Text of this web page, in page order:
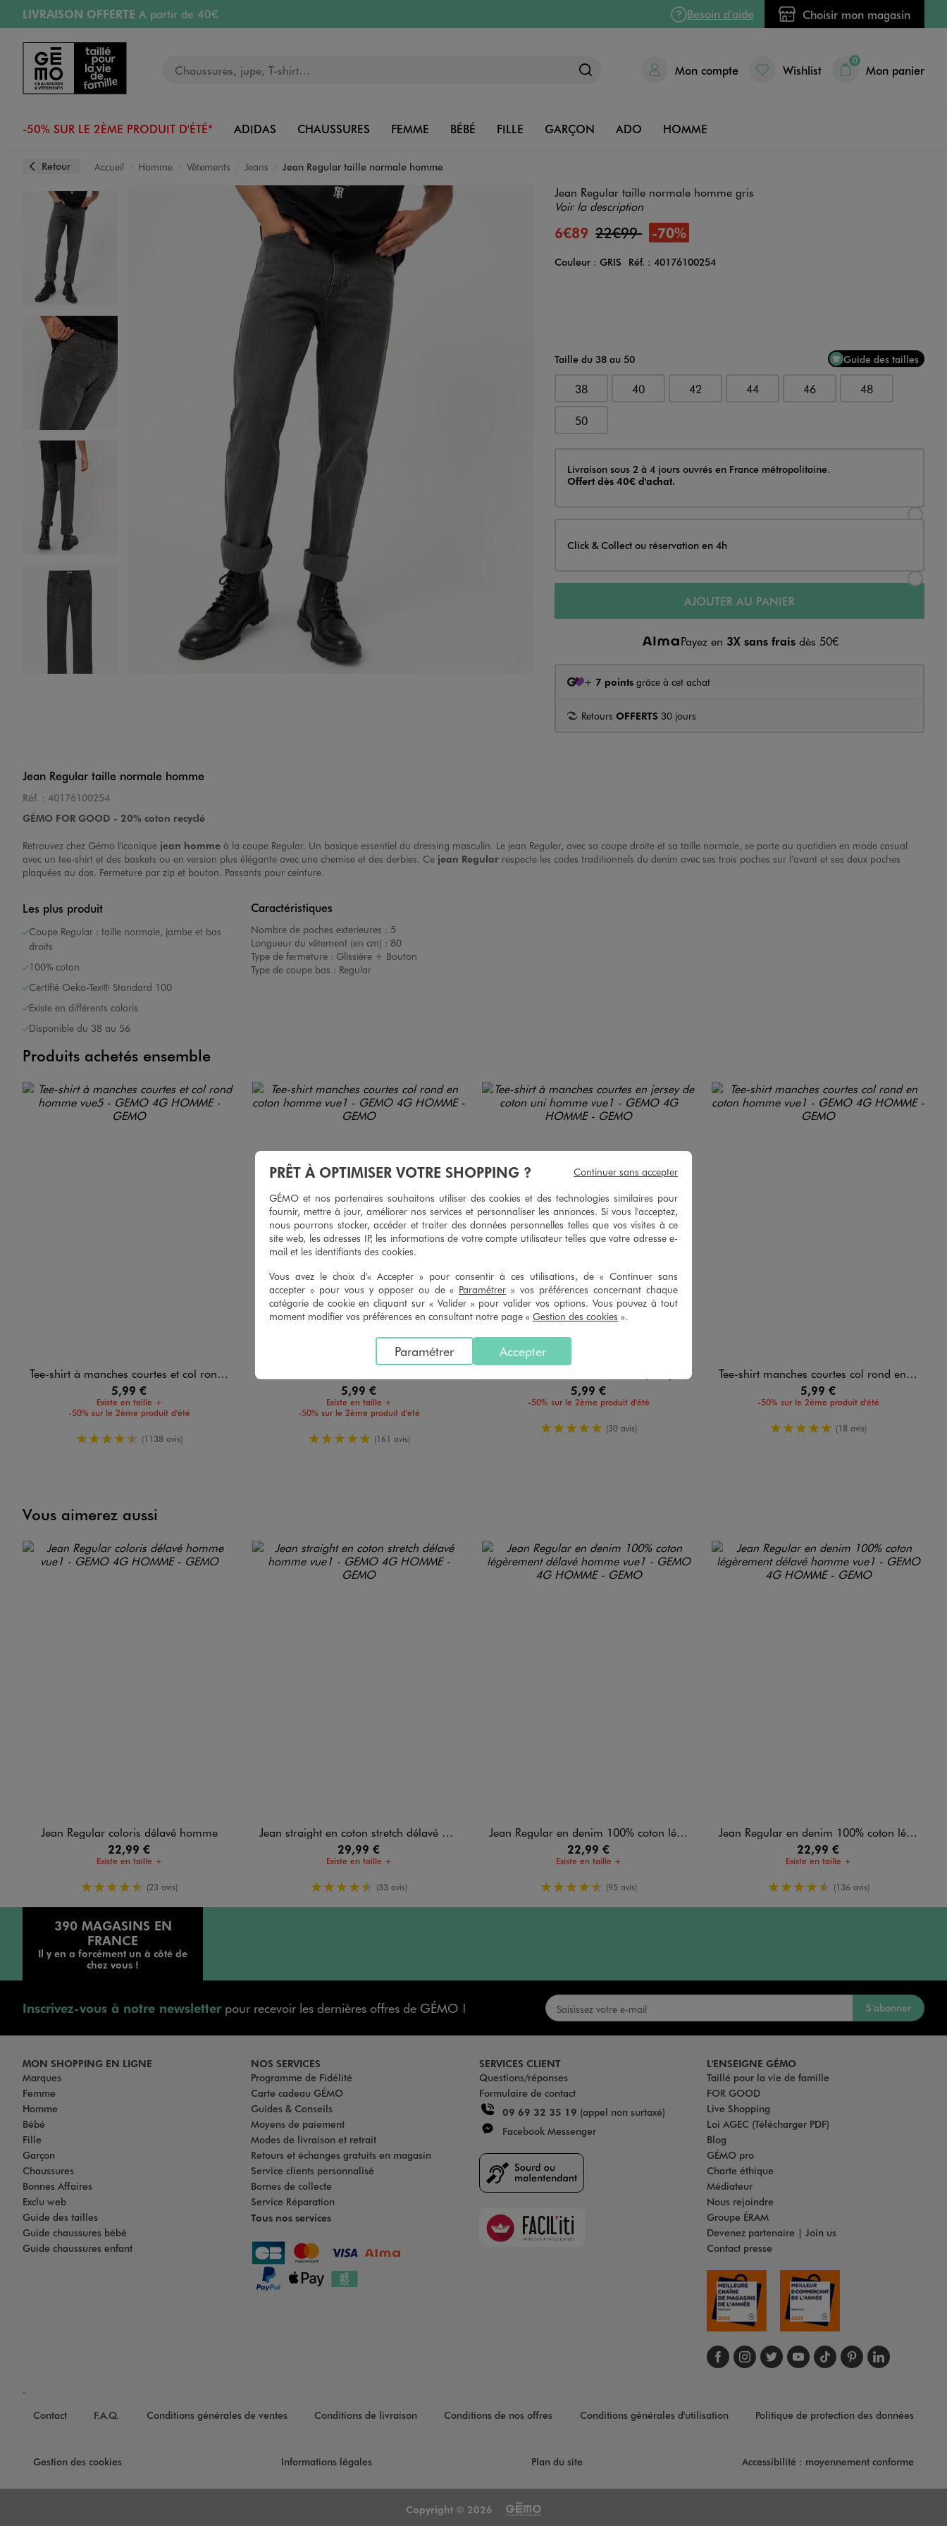
Aller au contenu principal
Aller à la navigation
LIVRAISON OFFERTE A partir de 40€
RETRAIT ET LIVRAISON OFFERTE
RÉSERVATION GRATUITE
4h en magasin
Retours OFFERTSpendant 30 jours
Besoin d'aide Choisir mon magasin
Mon compte Wishlist
0
Mon panier
-50% SUR LE 2ÈME PRODUIT D'ÉTÉ* ADIDAS CHAUSSURES FEMME BÉBÉ FILLE GARÇON ADO HOMME
Retour Accueil Homme Vêtements Jeans Jean Regular taille normale homme
Image 2 sur 5
Jean Regular taille normale homme gris
Voir la description
6€89 22€99 -70%
Couleur
Couleur : GRIS Réf. : 40176100254
Taille du 38 au 50 Guide des tailles
38 40 42 44 46 48
50
Livraison
Livraison sous 2 à 4 jours ouvrés en France métropolitaine.
Offert dès 40€ d'achat.
Click & Collect ou réservation en 4h
AJOUTER AU PANIER
Payez en 3X sans fraisdès 50€
+ 7 pointsgrâce à cet achat
Retours OFFERTS 30 jours
Jean Regular taille normale homme
Réf. : 40176100254
GÉMO FOR GOOD - 20% coton recyclé
Retrouvez chez Gémo l'iconique jean homme à la coupe Regular. Un basique essentiel du dressing masculin. Le jean Regular, avec sa coupe droite et sa taille normale, se porte au quotidien en mode casual
avec un tee-shirt et des baskets ou en version plus élégante avec une chemise et des derbies. Ce jean Regular respecte les codes traditionnels du denim avec ses trois poches sur l’avant et ses deux poches
plaquées au dos. Fermeture par zip et bouton. Passants pour ceinture.
Les plus produit
Coupe Regular : taille normale, jambe et bas
droits
100% coton
Certifié Oeko-Tex® Standard 100
Existe en différents coloris
Disponible du 38 au 56
Caractéristiques
Nombre de poches exterieures : 5
Longueur du vêtement (en cm) : 80
Type de fermeture : Glissière + Bouton
Type de coupe bas : Regular
Produits achetés ensemble
Tee-shirt à manches courtes et col rond homme
5,99 €
Existe en taille +
-50% sur le 2ème produit d'été
4.5/5 de moyenne
(1138 avis)
5,99 €
Existe en taille +
-50% sur le 2ème produit d'été
5/5 de moyenne
(161 avis)
5,99 €
-50% sur le 2ème produit d'été
5/5 de moyenne
(30 avis)
Tee-shirt manches courtes col rond en coton homme
5,99 €
-50% sur le 2ème produit d'été
5/5 de moyenne
(18 avis)
Vous aimerez aussi
Jean Regular coloris délavé homme
22,99 €
Existe en taille +
4.5/5 de moyenne
(23 avis)
Jean straight en coton stretch délavé homme
29,99 €
Existe en taille +
4.5/5 de moyenne
(33 avis)
Jean Regular en denim 100% coton légèrement délavé homme
22,99 €
Existe en taille +
4.5/5 de moyenne
(95 avis)
Jean Regular en denim 100% coton légèrement délavé homme
22,99 €
Existe en taille +
4.5/5 de moyenne
(136 avis)
390 MAGASINS EN
FRANCE
Il y en a forcément un à côté de
chez vous !
Inscrivez-vous à notre newsletterpour recevoir les dernières offres de GÉMO ! S’abonner
MON SHOPPING EN LIGNE
Marques
Femme
Homme
Bébé
Fille
Garçon
Chaussures
Bonnes Affaires
Exclu web
Guide des tailles
Guide chaussures bébé
Guide chaussures enfant
NOS SERVICES
Programme de Fidélité
Carte cadeau GÉMO
Guides & Conseils
Moyens de paiement
Modes de livraison et retrait
Retours et échanges gratuits en magasin
Service clients personnalisé
Bornes de collecte
Service Réparation
Tous nos services
SERVICES CLIENT
Questions/réponses
Formulaire de contact
09 69 32 35 19 (appel non surtaxé)
Facebook Messenger
Faciliti
L'ENSEIGNE GÉMO
Taillé pour la vie de famille
FOR GOOD
Live Shopping
Loi AGEC (Télécharger PDF)
Blog
GÉMO pro
Charte éthique
Médiateur
Nous rejoindre
Groupe ÉRAM
Devenez partenaire | Join us
Contact presse
Suivez-nous sur
Suivez-nous sur
Suivez-nous sur
Suivez-nous
Suivez-
Suivez-
.
Contact
F.A.Q. Conditions générales de ventes Conditions de livraison Conditions de nos offres Conditions générales d'utilisation Politique de protection des données
Gestion des cookies Informations légales Plan du site Accessibilité : moyennement conforme
Copyright © 2026
PRÊT À OPTIMISER VOTRE SHOPPING ?
GÉMO et nos partenaires souhaitons utiliser des cookies et des technologies similaires pour
fournir, mettre à jour, améliorer nos services et personnaliser les annonces. Si vous l'acceptez,
nous pourrons stocker, accéder et traiter des données personnelles telles que vos visites à ce
site web, les adresses IP, les informations de votre compte utilisateur telles que votre adresse e-
mail et les identifiants des cookies.
Vous avez le choix d'« Accepter » pour consentir à ces utilisations, de « Continuer sans
accepter » pour vous y opposer ou de « Paramétrer » vos préférences concernant chaque
catégorie de cookie en cliquant sur « Valider » pour valider vos options. Vous pouvez à tout
moment modifier vos préférences en consultant notre page « Gestion des cookies ».
Accepter
Paramétrer
Continuer sans accepter